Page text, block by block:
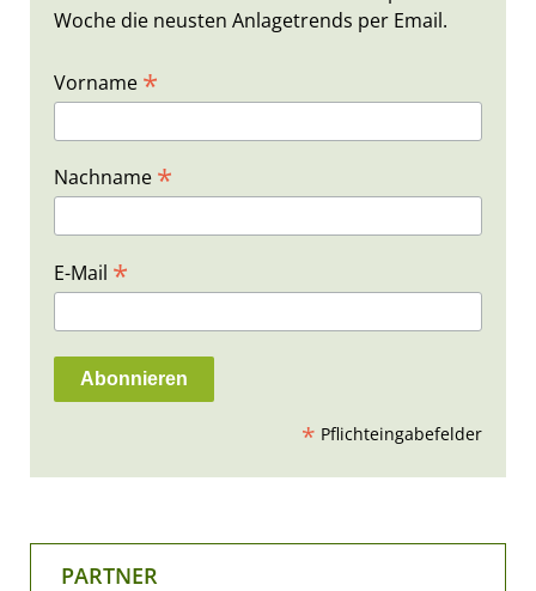
Woche die neusten Anlagetrends per Email.
Vorname *
Nachname *
E-Mail *
* Pflichteingabefelder
PARTNER